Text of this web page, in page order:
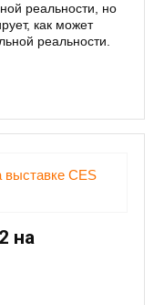
реальности, но
как может
реальности.
на